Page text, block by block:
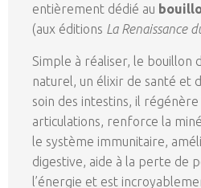
entièrement dédié au
(aux éditions La Renaissance
Simple à réaliser, le bouillon
naturel, un élixir de santé et
soin des intestins, il
articulations, renforce la
le système immunitaire,
digestive, aide à la perte de
l’énergie et est